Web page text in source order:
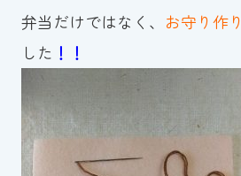
弁当だけではなく、 お守り作り
した ！！